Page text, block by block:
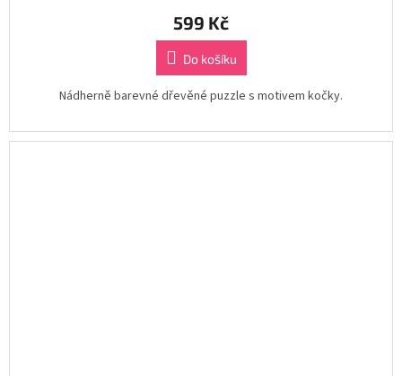
599 Kč
Do košíku
Nádherně barevné dřevěné puzzle s motivem kočky.